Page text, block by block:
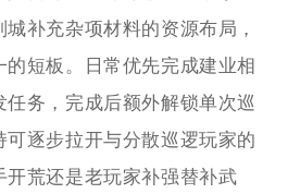
补充杂项材料的资源布局，
短板。日常优先完成建业相
务，完成后额外解锁单次巡
逐步拉开与分散巡逻玩家的
开荒还是老玩家补强替补武